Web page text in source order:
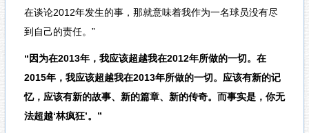
在谈论2012年发生的事，那就意味着我作为一名球员没有尽
到自己的责任。”
“因为在2013年，我应该超越我在2012年所做的一切。在
2015年，我应该超越我在2013年所做的一切。应该有新的记
忆，应该有新的故事、新的篇章、新的传奇。而事实是，你无
法超越‘林疯狂’。”